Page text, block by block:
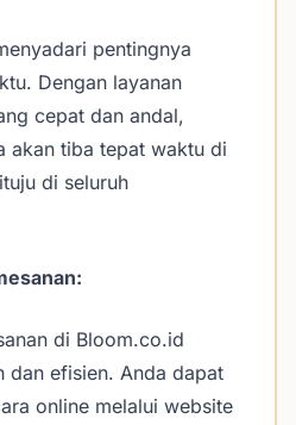
pentingnya
Dengan layanan
cepat dan andal,
akan tiba tepat waktu di
di seluruh
di Bloom.co.id
dan efisien. Anda dapat
online melalui website